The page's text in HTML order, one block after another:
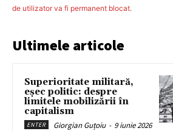
de utilizator va fi permanent blocat.
Ultimele articole
Superioritate militară,
eșec politic: despre
limitele mobilizării în
capitalism
ENTER Giorgian Guțoiu - 9 iunie 2026